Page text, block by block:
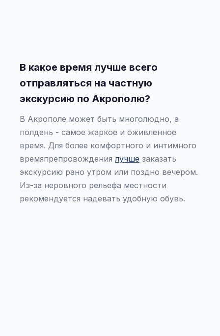
В какое время лучше всего
отправляться на частную
экскурсию по Акрополю?
В Акрополе может быть многолюдно, а
полдень - самое жаркое и оживленное
время. Для более комфортного и интимного
времяпрепровождениялучше заказать
экскурсию рано утром или поздно вечером.
Из-за неровного рельефа местности
рекомендуется надевать удобную обувь.